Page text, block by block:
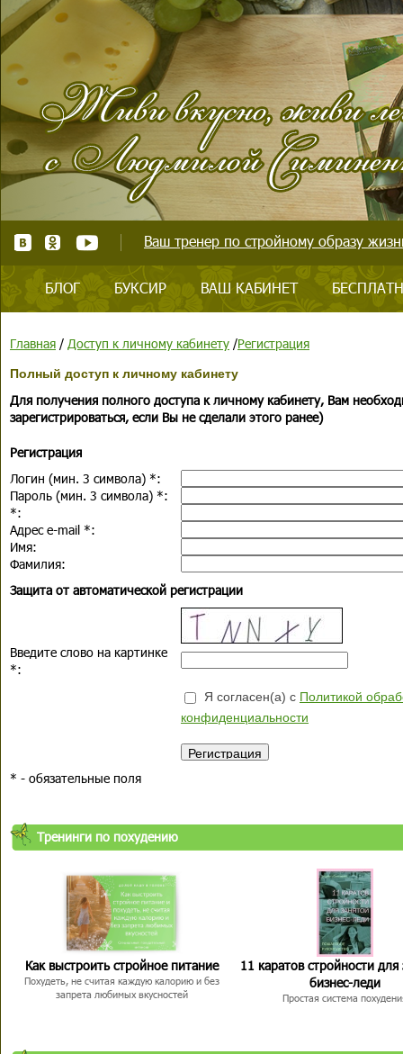
Ваш тренер по стройному образу
БЛОГ БУКСИР ВАШ КАБИНЕТ
Главная / Доступ к личному кабинету /Регистрация
Полный доступ к личному кабинету
Для получения полного доступа к личному кабинету, Вам
зарегистрироваться, если Вы не сделали этого ранее)
Регистрация
Логин (мин. 3 символа) *:
Пароль (мин. 3 символа) *:
*:
Адрес e-mail *:
Имя:
Фамилия:
Защита от автоматической регистрации
Введите слово на картинке
*:
Я согласен(а) с Политикой
конфиденциальности
* - обязательные поля
Тренинги по похудению
Как выстроить стройное питание
Похудеть, не считая каждую калорию и без
запрета любимых вкусностей
11 каратов стройности для
бизнес-леди
Простая система